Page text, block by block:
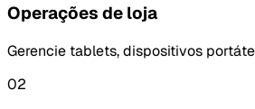
Operações de loja
Gerencie tablets, dispositivos
02